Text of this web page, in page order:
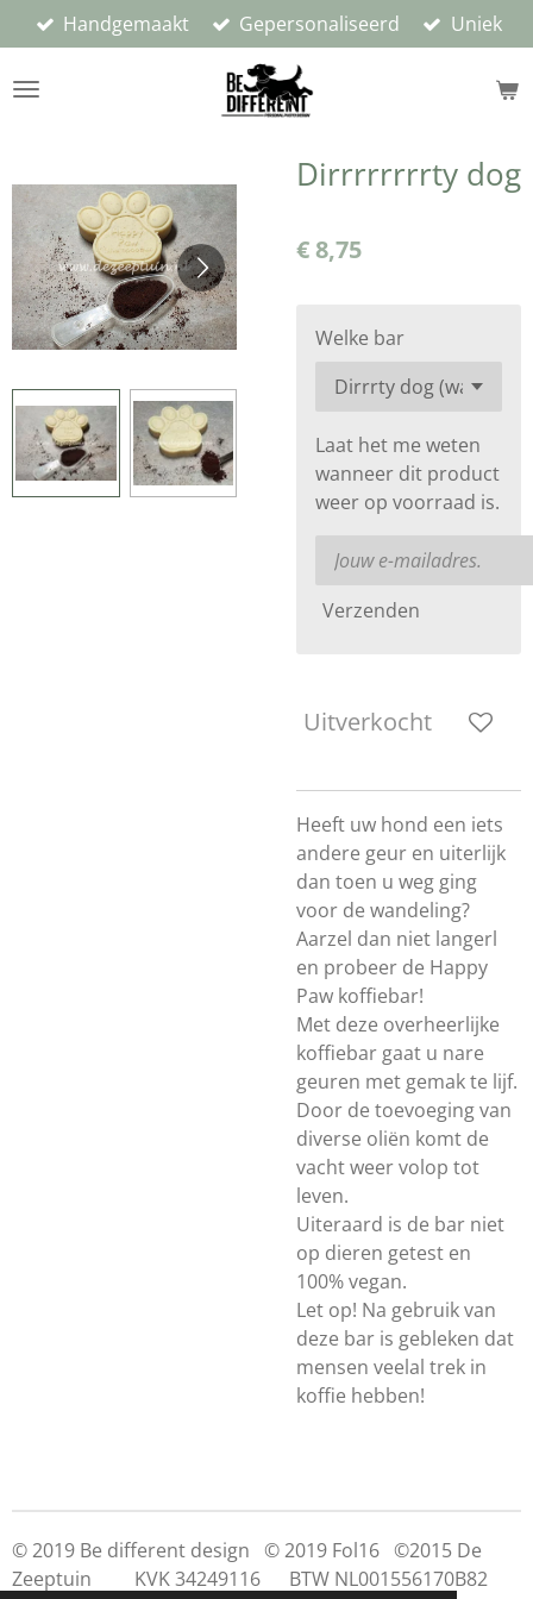
direct
naar
Handgemaakt Gepersonaliseerd Uniek
Dirrrrrrrrty dog
€ 8,75
Welke bar
Laat het me weten
wanneer dit product
weer op voorraad is.
Verzenden
Uitverkocht
Heeft uw hond een iets
andere geur en uiterlijk
dan toen u weg ging
voor de wandeling?
Aarzel dan niet langerl
en probeer de Happy
Paw koffiebar!
Met deze overheerlijke
koffiebar gaat u nare
geuren met gemak te lijf.
Door de toevoeging van
diverse oliën komt de
vacht weer volop tot
leven.
Uiteraard is de bar niet
op dieren getest en
100% vegan.
Let op! Na gebruik van
deze bar is gebleken dat
mensen veelal trek in
koffie hebben!
© 2019 Be different design © 2019 Fol16 ©2015 De
Zeeptuin KVK 34249116 BTW NL001556170B82